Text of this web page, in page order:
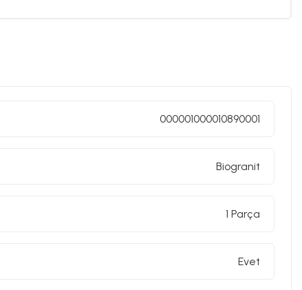
000001000010890001
Biogranit
1 Parça
Evet